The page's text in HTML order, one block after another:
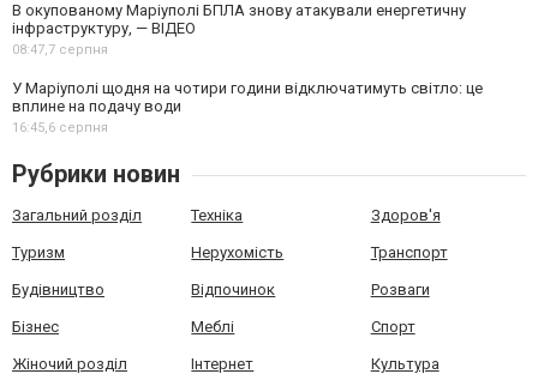
В окупованому Маріуполі БПЛА знову атакували енергетичну
інфраструктуру, — ВІДЕО
08:47,7 серпня
У Маріуполі щодня на чотири години відключатимуть світло: це
вплине на подачу води
16:45,6 серпня
Рубрики новин
Загальний розділ Техніка Здоров'я
Туризм Нерухомість Транспорт
Будівництво Відпочинок Розваги
Бізнес Меблі Спорт
Жіночий розділ Інтернет Культура